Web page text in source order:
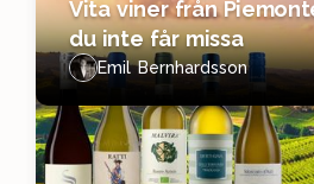
Vita viner från
du inte får missa
Emil Bernhardsson